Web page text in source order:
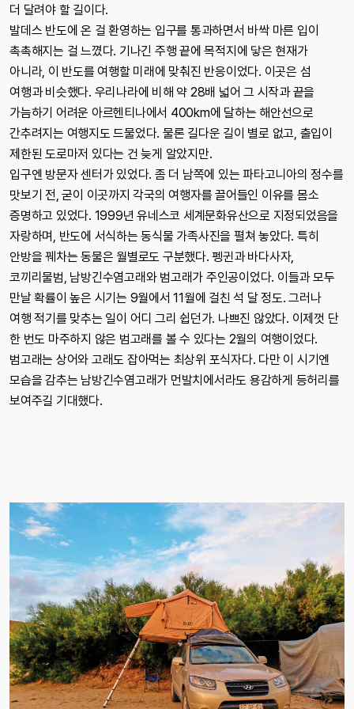
더 달려야 할 길이다.
발데스 반도에 온 걸 환영하는 입구를 통과하면서 바싹 마른 입이
촉촉해지는 걸 느꼈다. 기나긴 주행 끝에 목적지에 닿은 현재가
아니라, 이 반도를 여행할 미래에 맞춰진 반응이었다. 이곳은 섬
여행과 비슷했다. 우리나라에 비해 약 28배 넓어 그 시작과 끝을
가늠하기 어려운 아르헨티나에서 400km에 달하는 해안선으로
간추려지는 여행지도 드물었다. 물론 길다운 길이 별로 없고, 출입이
제한된 도로마저 있다는 건 늦게 알았지만.
입구엔 방문자 센터가 있었다. 좀 더 남쪽에 있는 파타고니아의 정수를
맛보기 전, 굳이 이곳까지 각국의 여행자를 끌어들인 이유를 몸소
증명하고 있었다. 1999년 유네스코 세계문화유산으로 지정되었음을
자랑하며, 반도에 서식하는 동식물 가족사진을 펼쳐 놓았다. 특히
안방을 꿰차는 동물은 월별로도 구분했다. 펭귄과 바다사자,
코끼리물범, 남방긴수염고래와 범고래가 주인공이었다. 이들과 모두
만날 확률이 높은 시기는 9월에서 11월에 걸친 석 달 정도. 그러나
여행 적기를 맞추는 일이 어디 그리 쉽던가. 나쁘진 않았다. 이제껏 단
한 번도 마주하지 않은 범고래를 볼 수 있다는 2월의 여행이었다.
범고래는 상어와 고래도 잡아먹는 최상위 포식자다. 다만 이 시기엔
모습을 감추는 남방긴수염고래가 먼발치에서라도 용감하게 등허리를
보여주길 기대했다.